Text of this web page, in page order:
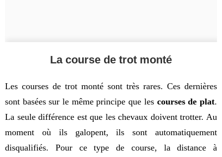
La course de trot monté
Les courses de trot monté sont très rares. Ces dernières
sont basées sur le même principe que les courses de plat.
La seule différence est que les chevaux doivent trotter. Au
moment où ils galopent, ils sont automatiquement
disqualifiés. Pour ce type de course, la distance à